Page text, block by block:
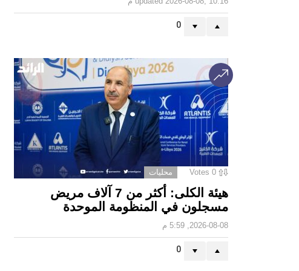
0
0
Votes محليات
هيئة الكلى: أكثر من 7 آلاف مريض
مسجلون في المنظومة الموحدة
2026-08-08, 5:59 م
0